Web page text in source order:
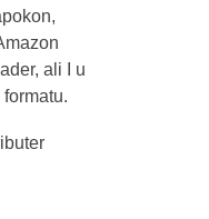
ali I u
formatu.